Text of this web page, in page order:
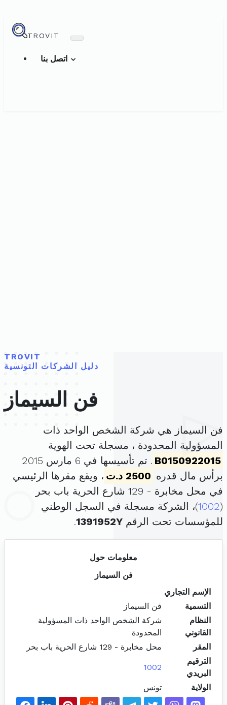
TROVIT
TROVIT
دليل الشركات التونسية
فن السيماز
فن السيماز هي شركة الشخص الواحد ذات
المسؤولية المحدودة ، مسجلة تحت الهوية
B0150922015
. تم تأسيسها في 6 مارس 2015
برأس مال قدره 2500 د.ت
، ويقع مقرها الرئيسي
في محل مخابرة - 129 شارع الحرية باب بحر
(
1002)، الشركة مسجلة في السجل الوطني
للمؤسسات تحت الرقم 1391952Y
.
معلومات حول
فن السيماز
الإسم التجاري
التسمية
فن السيماز
النظام
القانوني
شركة الشخص الواحد ذات المسؤولية
المحدودة
المقر
محل مخابرة - 129 شارع الحرية باب بحر
الترقيم
البريدي
1002
الولاية تونس